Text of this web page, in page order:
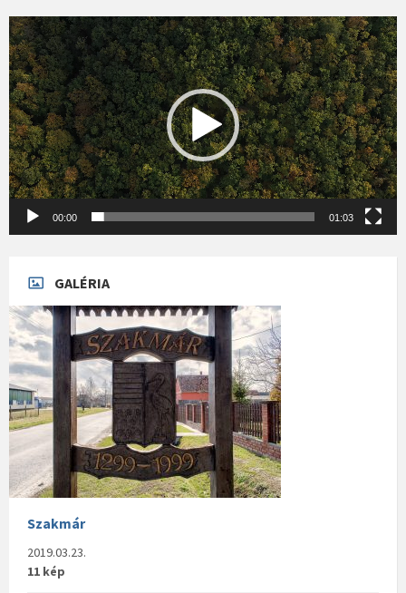
Videólejátszó
00:00 01:03
GALÉRIA
Szakmár
2019.03.23.
11 kép